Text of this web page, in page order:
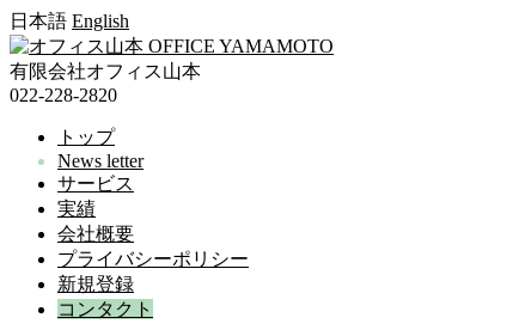
日本語 English
有限会社オフィス山本
022-228-2820
トップ
News letter
サービス
実績
会社概要
プライバシーポリシー
新規登録
コンタクト